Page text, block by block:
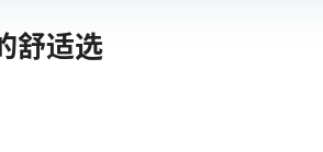
舒适选